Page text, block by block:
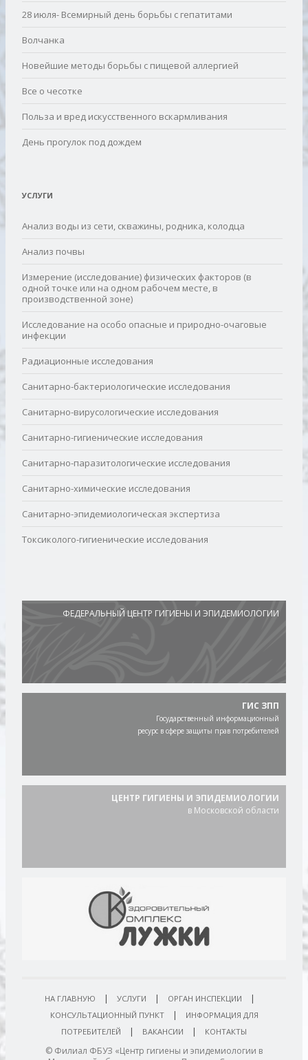
28 июля- Всемирный день борьбы с гепатитами
Волчанка
Новейшие методы борьбы с пищевой аллергией
Все о чесотке
Польза и вред искусственного вскармливания
День прогулок под дождем
УСЛУГИ
Анализ воды из сети, скважины, родника, колодца
Анализ почвы
Измерение (исследование) физических факторов (в
одной точке или на одном рабочем месте, в
производственной зоне)
Исследование на особо опасные и природно-очаговые
инфекции
Радиационные исследования
Санитарно-бактериологические исследования
Санитарно-вирусологические исследования
Санитарно-гигиенические исследования
Санитарно-паразитологические исследования
Санитарно-химические исследования
Санитарно-эпидемиологическая экспертиза
Токсиколого-гигиенические исследования
ФЕДЕРАЛЬНЫЙ ЦЕНТР ГИГИЕНЫ И ЭПИДЕМИОЛОГИИ
ГИС ЗПП
Государственный информационный
ресурс в сфере защиты прав потребителей
ЦЕНТР ГИГИЕНЫ И ЭПИДЕМИОЛОГИИ
в Московской области
НА ГЛАВНУЮ | УСЛУГИ | ОРГАН ИНСПЕКЦИИ |
КОНСУЛЬТАЦИОННЫЙ ПУНКТ|
ИНФОРМАЦИЯ ДЛЯ
ПОТРЕБИТЕЛЕЙ
| ВАКАНСИИ | КОНТАКТЫ
© Филиал ФБУЗ «Центр гигиены и эпидемиологии в